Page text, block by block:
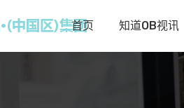
首页 知道OB视讯